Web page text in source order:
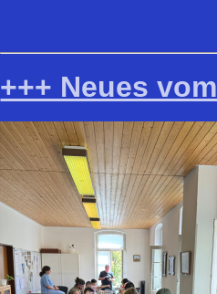
+++ Neues